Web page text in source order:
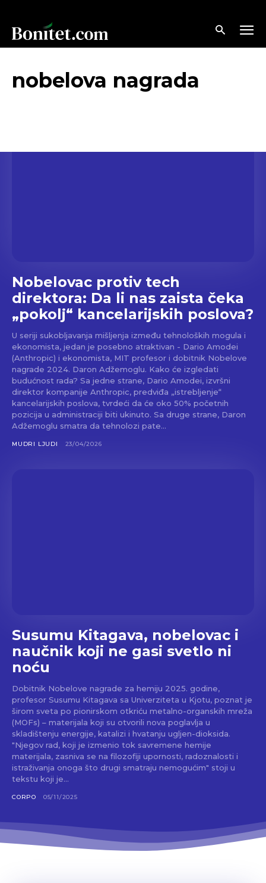
nobelova nagrada
Nobelovac protiv tech
direktora: Da li nas zaista čeka
„pokolj“ kancelarijskih poslova?
U seriji sukobljavanja mišljenja između tehnoloških mogula i
ekonomista, jedan je posebno atraktivan - Dario Amodei
(Anthropic) i ekonomista, MIT profesor i dobitnik Nobelove
nagrade 2024. Daron Adžemoglu. Kako će izgledati
budućnost rada? Sa jedne strane, Dario Amodei, izvršni
direktor kompanije Anthropic, predviđa „istrebljenje“
kancelarijskih poslova, tvrdeći da će oko 50% početnih
pozicija u administraciji biti ukinuto. Sa druge strane, Daron
Adžemoglu smatra da tehnolozi pate...
MUDRI LJUDI 23/04/2026
Susumu Kitagava, nobelovac i
naučnik koji ne gasi svetlo ni
noću
Dobitnik Nobelove nagrade za hemiju 2025. godine,
profesor Susumu Kitagava sa Univerziteta u Kjotu, poznat je
širom sveta po pionirskom otkriću metalno-organskih mreža
(MOFs) – materijala koji su otvorili nova poglavlja u
skladištenju energije, katalizi i hvatanju ugljen-dioksida.
"Njegov rad, koji je izmenio tok savremene hemije
materijala, zasniva se na filozofiji upornosti, radoznalosti i
istraživanja onoga što drugi smatraju nemogućim" stoji u
tekstu koji je...
CORPO 05/11/2025